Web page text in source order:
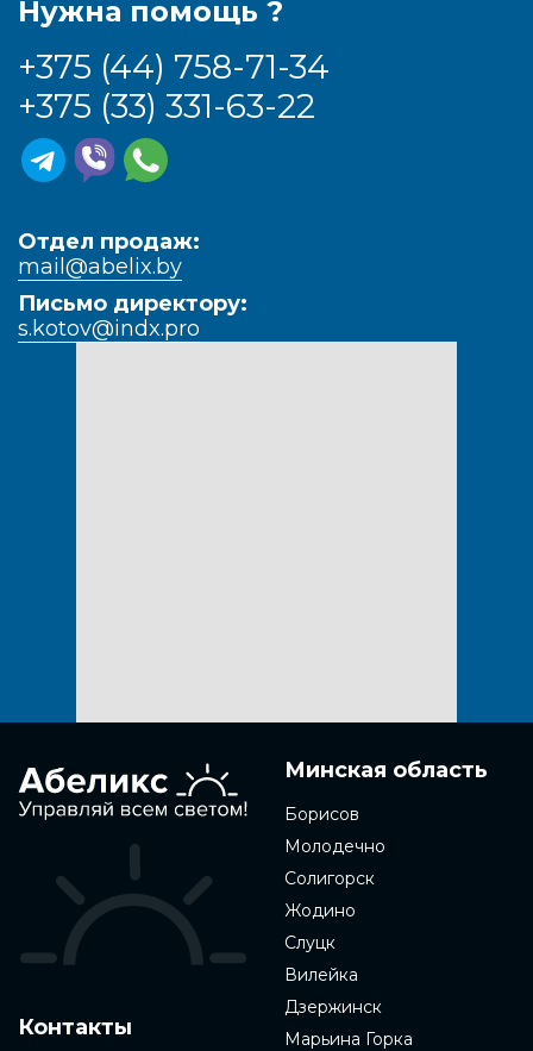
Нужна помощь ?
+375 (44) 758-71-34
+375 (33) 331-63-22
Отдел продаж:
mail@abelix.by
Письмо директору:
s.kotov@indx.pro
Контакты
Минская область
Борисов
Молодечно
Солигорск
Жодино
Слуцк
Вилейка
Дзержинск
Марьина Горка